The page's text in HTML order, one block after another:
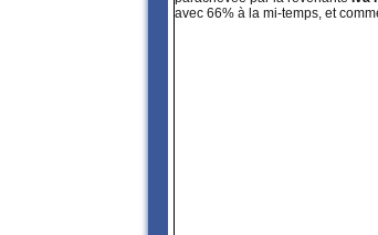
avec 66% à la mi-temps, et